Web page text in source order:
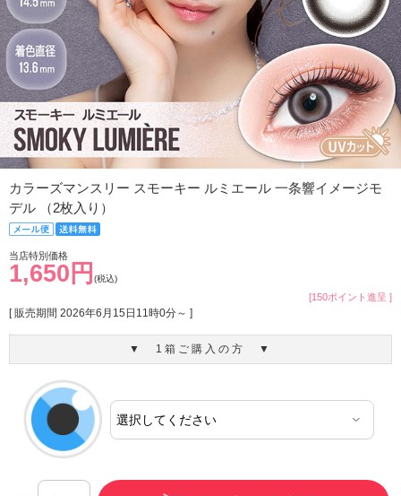
カラーズマンスリー スモーキー ルミエール 一条響イメージモ
デル （2枚入り）
当店特別価格
1,650円 (税込)
[150ポイント進呈 ]
[ 販売期間 2026年6月15日11時0分～ ]
▼ 1箱ご購入の方 ▼